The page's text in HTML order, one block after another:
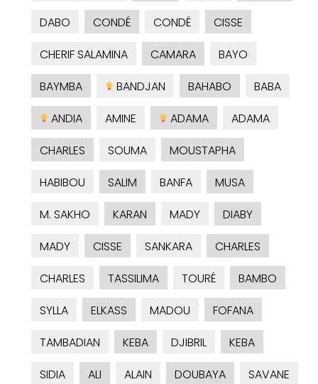
DABO CONDÉ CONDÉ
CISSE
CHERIF SALAMINA
CAMARA
BAYO
BAYMBA
BANDJAN BAHABO
BABA
ANDIA
AMINE ADAMA
ADAMA
CHARLES
SOUMA
MOUSTAPHA
HABIBOU
SALIM BANFA
MUSA
M. SAKHO
KARAN MADY
DIABY
MADY
CISSE SANKARA
CHARLES
CHARLES
TASSILIMA TOURÉ
BAMBO
SYLLA
ELKASS MADOU
FOFANA
TAMBADIAN
KEBA DJIBRIL
KEBA
SIDIA
ALI ALAIN DOUBAYA
SAVANE